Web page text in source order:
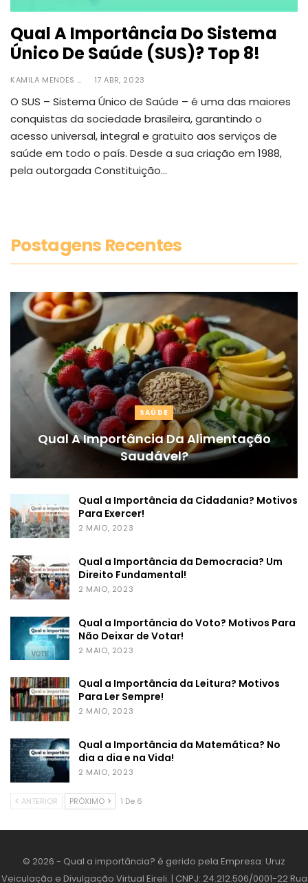
Qual A Importância Do Sistema
Único De Saúde (SUS)? Top 8!
KAMILA MENDES 17 ABR, 2023
O SUS – Sistema Único de Saúde – é uma das maiores
conquistas da sociedade brasileira, garantindo o
acesso universal, integral e gratuito aos serviços de
saúde em todo o país. Desde a sua criação em 1988,
pela outorgada Constituição…
Postagens Recentes
SAÚDE
Qual A Importância Da Alimentação
Saudável?
Qual a Importância da Cidadania? Motivos
Para Exercer!
2 MAIO, 2023
Qual a Importância da Democracia? Um
Direito Fundamental!
2 MAIO, 2023
Qual a Importância do Voto? Motivos Para
Não Deixar de Votar!
2 MAIO, 2023
Qual a Importância da Leitura? Motivos
Para Ler Sempre!
2 MAIO, 2023
Qual a Importância da Matemática? No
dia a dia e na Vida!
2 MAIO, 2023
ANTERIOR PRÓXIMO 1 De 6
© 2026 - Qual a importância? é gerido pela Empresa: Uruz
Veiculação e Divulgação Virtual Eireli. | CNPJ: 24.212.506/0001-22 Rua